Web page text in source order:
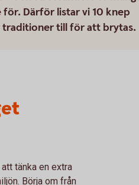
Därför listar vi 10 knep
traditioner till för att brytas.
tänka en extra
Börja om från